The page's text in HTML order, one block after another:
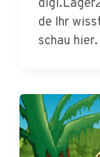
schau hier.